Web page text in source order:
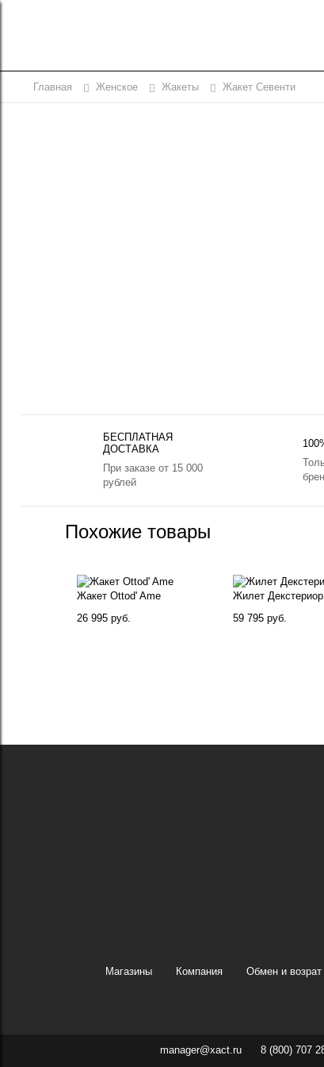
Главная Женское Жакеты Жакет Севенти
БЕСПЛАТНАЯ
ДОСТАВКА
При заказе от 15 000
рублей
Похожие товары
Жакет Ottod' Ame
26 995 руб.
Жилет Декстериор
59 795 руб.
Магазины Компания Обмен и возрат
manager@xact.ru 8 (800) 707